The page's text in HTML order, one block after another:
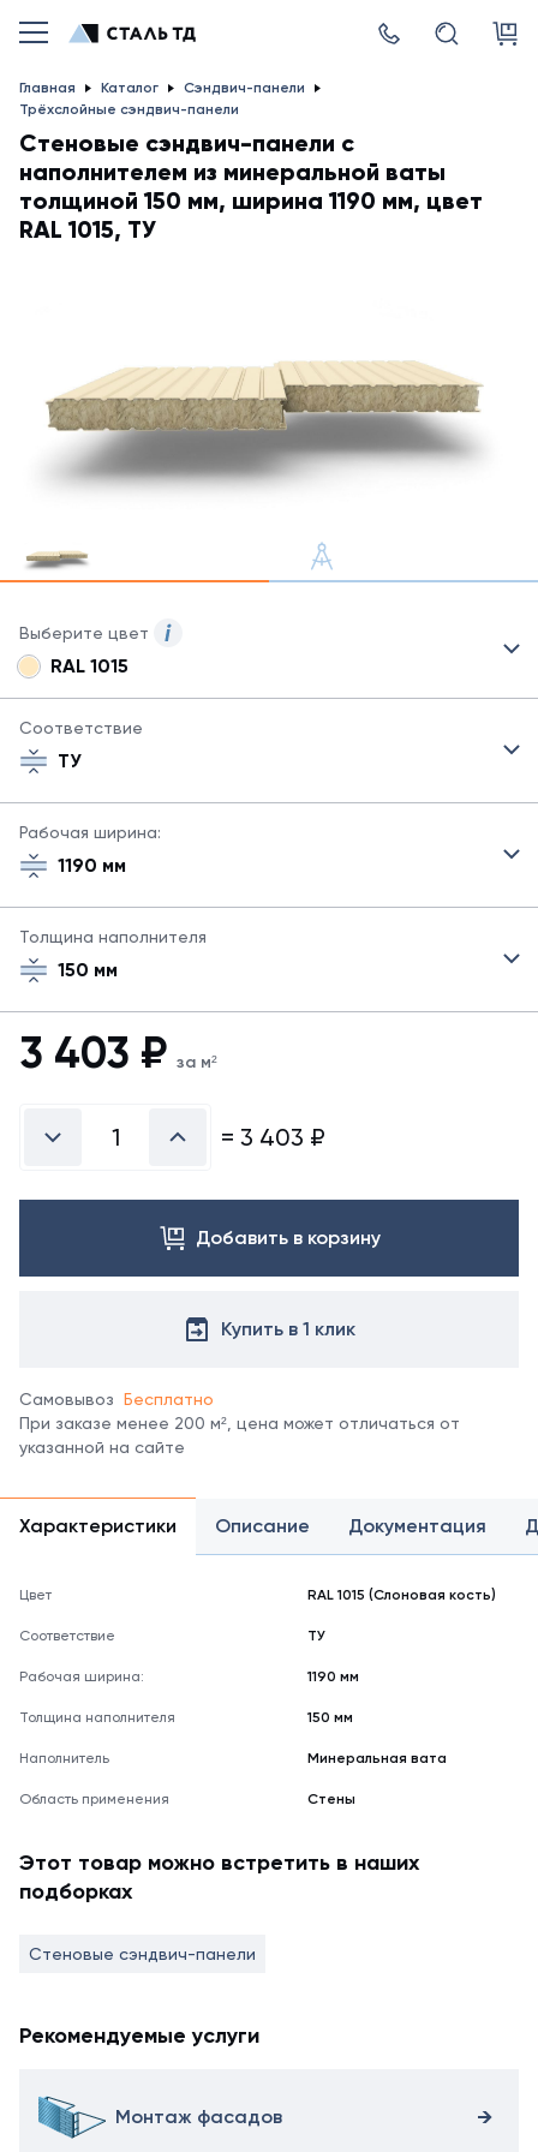
Главная Каталог
Сэндвич-панели
Трёхслойные сэндвич-панели
Стеновые сэндвич-панели с
наполнителем из минеральной ваты
толщиной 150 мм, ширина 1190 мм, цвет
RAL 1015, ТУ
Выберите цвет
сэндвич-
все
Для
заказа
свяжитесь
с
менеджером.
цвета
справочнике
цветов
RAL.
*
цвета
может
не
полностью
оттенку.
RAL 1015
Соответствие
ТУ
Рабочая ширина:
1190 мм
Толщина наполнителя
150 мм
3 403 ₽ за м²
= 3 403 ₽
Добавить в корзину
Купить в 1 клик
Самовывоз Бесплатно
При заказе менее 200 м², цена может отличаться от
указанной на сайте
Характеристики Описание Документация
Цвет RAL 1015 (Слоновая кость)
Соответствие ТУ
Рабочая ширина: 1190 мм
Толщина наполнителя 150 мм
Наполнитель Минеральная вата
Область применения Стены
Этот товар можно встретить в наших
подборках
Стеновые сэндвич-панели
Рекомендуемые услуги
Монтаж фасадов